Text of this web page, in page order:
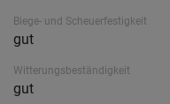
Biege- und Scheuerfestigkeit
gut
Witterungsbeständigkeit
gut